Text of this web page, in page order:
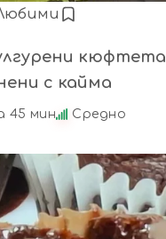
кюфтета
с кайма
45 мин Средно